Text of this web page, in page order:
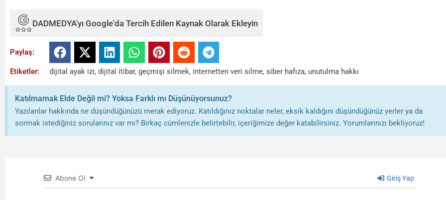
DADMEDYA'yı Google'da Tercih Edilen Kaynak Olarak Ekleyin
Paylaş:
Etiketler: dijital ayak izi,dijital itibar,geçmişi silmek, internetten veri silme,siber hafıza, unutulma hakkı
Katılmamak Elde Değil mi? Yoksa Farklı mı Düşünüyorsunuz?
Yazılanlar hakkında ne düşündüğünüzü merak ediyoruz. Katıldığınız noktalar neler, eksik kaldığını düşündüğünüz yerler ya da
sormak istediğiniz sorularınız var mı? Birkaç cümlenizle belirtebilir, içeriğimize değer katabilirsiniz. Yorumlarınızı bekliyoruz!
Abone Ol Giriş Yap